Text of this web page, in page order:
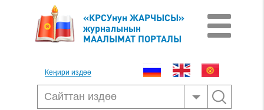
«КРСУнун ЖАРЧЫСЫ»
журналынын
МААЛЫМАТ ПОРТАЛЫ
Кеңири издөө